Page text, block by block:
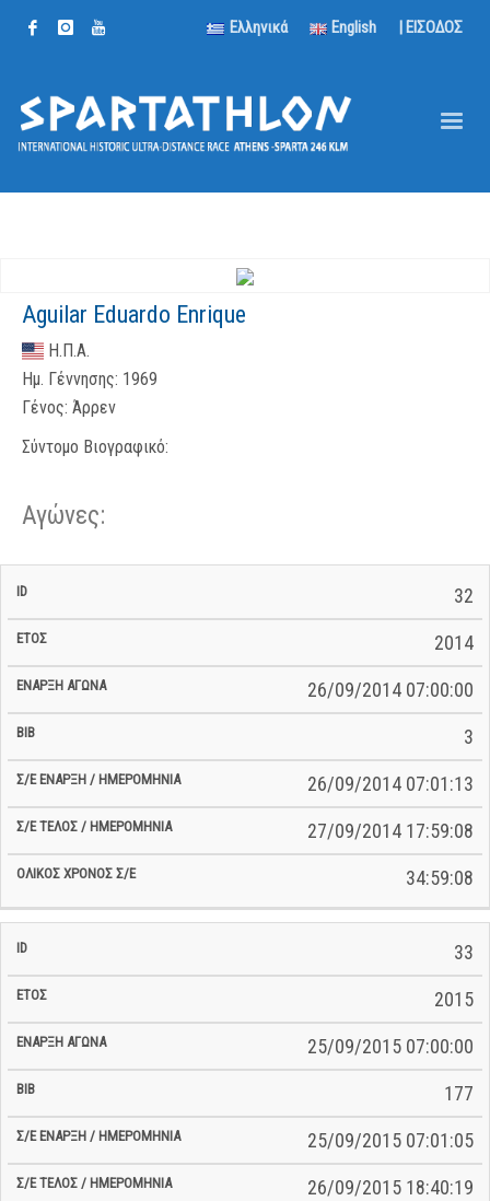
Ελληνικά English | ΕΙΣΟΔΟΣ
Aguilar Eduardo Enrique
Η.Π.Α.
Ημ. Γέννησης: 1969
Γένος: Άρρεν
Σύντομο Βιογραφικό:
Αγώνες:
Αγώνα
Ημερομηνία
32
2014
26/09/2014 07:00:00
3
26/09/2014 07:01:13
27/09/2014 17:59:08
34:59:08
33
2015
25/09/2015 07:00:00
177
25/09/2015 07:01:05
26/09/2015 18:40:19